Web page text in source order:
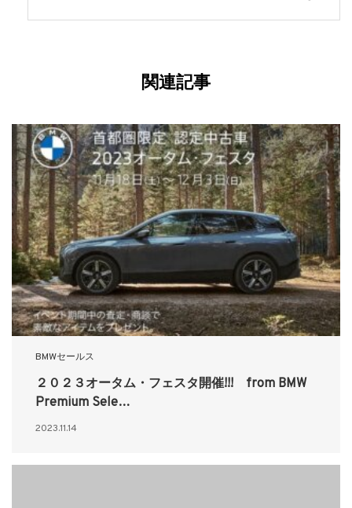
関連記事
BMWセールス
２０２３オータム・フェスタ開催!!! from BMW
Premium Sele…
2023.11.14